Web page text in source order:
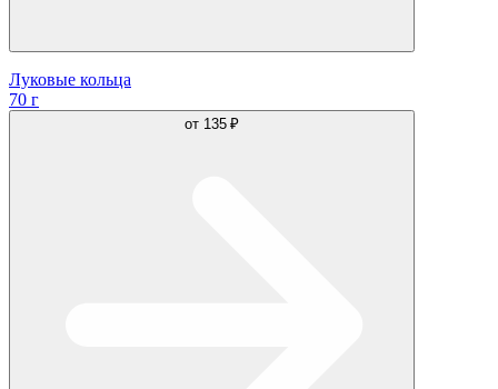
Луковые кольца
70 г
от 135 ₽